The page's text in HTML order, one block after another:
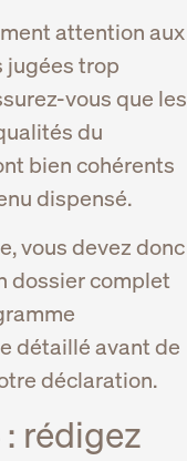
attention aux
jugées trop
vous que les
du
bien cohérents
dispensé.
vous devez donc
dossier complet
détaillé avant de
déclaration.
rédigez